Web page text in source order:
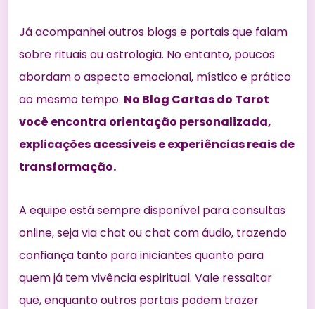
Já acompanhei outros blogs e portais que falam
sobre rituais ou astrologia. No entanto, poucos
abordam o aspecto emocional, místico e prático
ao mesmo tempo. No Blog Cartas do Tarot
você encontra orientação personalizada,
explicações acessíveis e experiências reais de
transformação.
A equipe está sempre disponível para consultas
online, seja via chat ou chat com áudio, trazendo
confiança tanto para iniciantes quanto para
quem já tem vivência espiritual. Vale ressaltar
que, enquanto outros portais podem trazer